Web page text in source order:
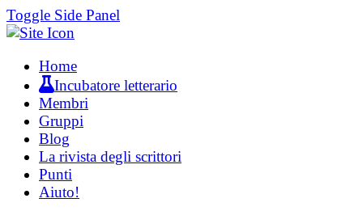
Toggle Side Panel
Home
Incubatore letterario
Membri
Gruppi
Blog
La rivista degli scrittori
Punti
Aiuto!